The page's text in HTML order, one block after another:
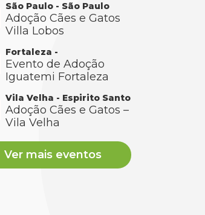
São Paulo - São Paulo
Adoção Cães e Gatos
Villa Lobos
Fortaleza -
Evento de Adoção
Iguatemi Fortaleza
Vila Velha - Espirito Santo
Adoção Cães e Gatos –
Vila Velha
Ver mais eventos